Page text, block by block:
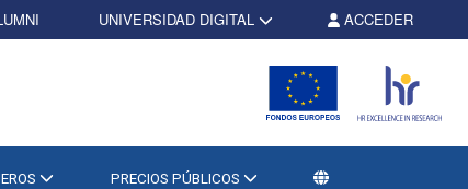
UNIVERSIDAD DIGITAL ACCEDER
PRECIOS PÚBLICOS